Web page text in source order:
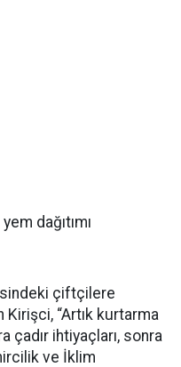
dağıtımı
çiftçilere
“Artık kurtarma
çadır ihtiyaçları, sonra
ve İklim